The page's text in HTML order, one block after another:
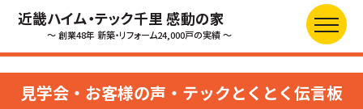
近畿ハイム・テック千里 感動の家
～ 創業48年 新築・リフォーム24,000戸の実績 ～
見学会・お客様の声・テックとくとく伝言板